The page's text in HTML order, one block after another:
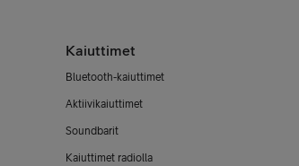
Kaiuttimet
Bluetooth-kaiuttimet
Aktiivikaiuttimet
Soundbarit
Kaiuttimet radiolla